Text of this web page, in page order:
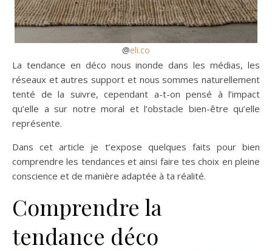
@eli.co
La tendance en déco nous inonde dans les médias, les
réseaux et autres support et nous sommes naturellement
tenté de la suivre, cependant a-t-on pensé à l’impact
qu’elle a sur notre moral et l’obstacle bien-être qu’elle
représente.
Dans cet article je t’expose quelques faits pour bien
comprendre les tendances et ainsi faire tes choix en pleine
conscience et de manière adaptée à ta réalité.
Comprendre la
tendance déco